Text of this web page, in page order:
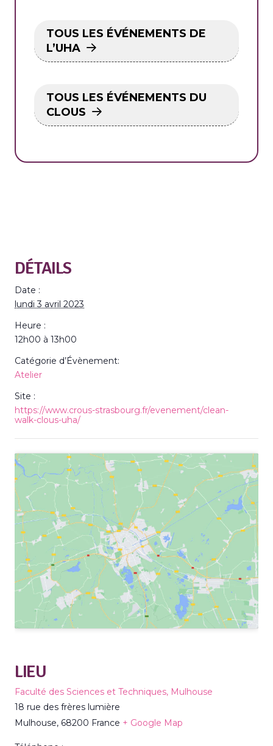
TOUS LES ÉVÉNEMENTS DE
L’UHA
TOUS LES ÉVÉNEMENTS DU
CLOUS
DÉTAILS
Date :
lundi 3 avril 2023
Heure :
12h00 à 13h00
Catégorie d’Évènement:
Atelier
Site :
https://www.crous-strasbourg.fr/evenement/clean-
walk-clous-uha/
LIEU
Faculté des Sciences et Techniques, Mulhouse
18 rue des frères lumière
Mulhouse, 68200 France + Google Map